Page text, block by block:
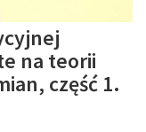
na teorii
część 1.